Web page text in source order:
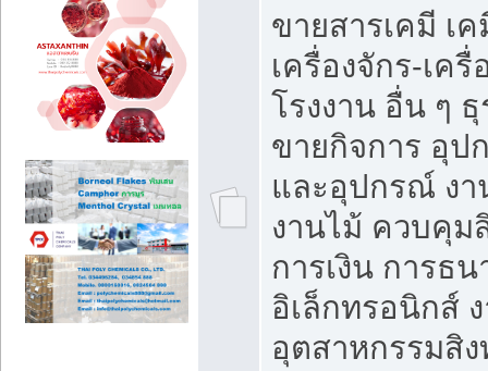
ขายสารเคมี เ
เครื่องจักร-เค
โรงงาน อื่น ๆ
ขายกิจการ อุป
และอุปกรณ์ ง
งานไม้ ควบคุม
การเงิน การธ
อิเล็กทรอนิกส์
อุตสาหกรรมสิ